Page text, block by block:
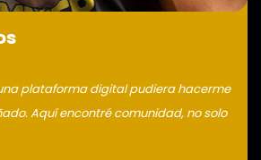
plataforma digital pudiera hacerme
Aquí encontré comunidad, no solo